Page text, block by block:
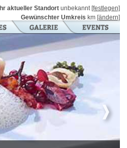
Ihr aktueller Standort unbekannt [festlegen]
Gewünschter Umkreis km [ändern]